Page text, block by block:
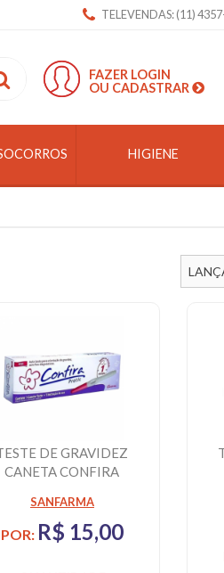
TELEVENDAS: (11)
FAZER LOGIN
OU CADASTRAR
HIGIENE
DE GRAVIDEZ
CANETA CONFIRA
SANFARMA
POR: R$ 15,00